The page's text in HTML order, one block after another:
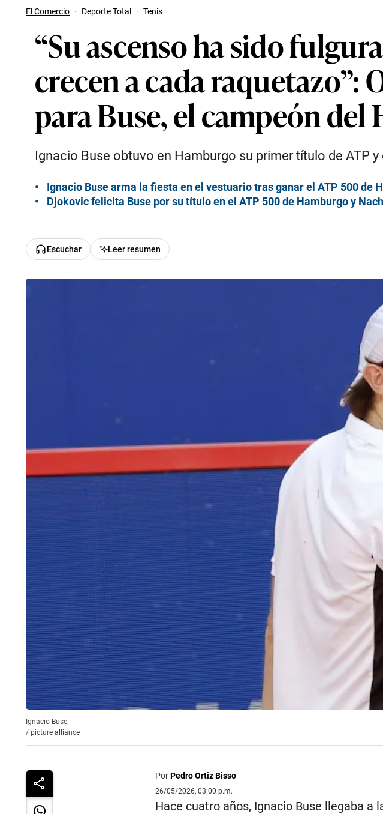
El Comercio · Deporte Total · Tenis
“Su ascenso ha sido
crecen a cada raquetazo”:
para Buse, el campeón del
Ignacio Buse obtuvo en Hamburgo su primer título de ATP
Ignacio Buse arma la fiesta en el vestuario tras ganar el ATP 500 de
Djokovic felicita Buse por su título en el ATP 500 de Hamburgo y
Escuchar Leer resumen
Ignacio Buse.
/ picture alliance
PorPedro Ortiz Bisso
26/05/2026, 03:00 p.m.
Hace cuatro años, Ignacio Buse llegaba a